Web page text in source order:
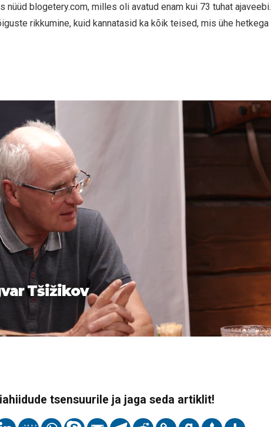
nüüd blogetery.com, milles oli avatud enam kui 73 tuhat ajaveebi.
rikkumine, kuid kannatasid ka kõik teised, mis ühe hetkega
Tšižikov
tsensuurile ja jaga seda artiklit!